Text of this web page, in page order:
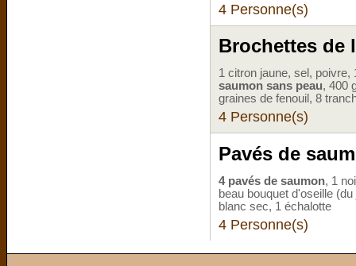
4 Personne(s)
Brochettes de
1 citron jaune, sel,
saumon sans peau, 400
graines de fenouil, 8
4 Personne(s)
Pavés de
4 pavés de saumon, 1
beau bouquet d'oseille
blanc sec, 1 échalotte
4 Personne(s)